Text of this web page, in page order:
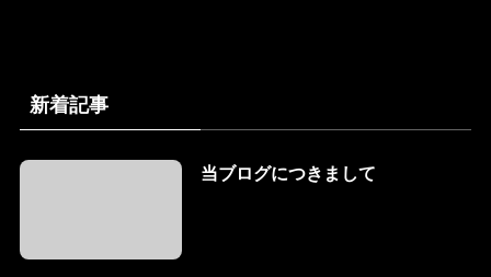
新着記事
当ブログにつきまして